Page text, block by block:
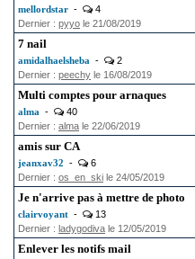
mellordstar -
4
Dernier : pyyo le 21/08/2019
7 nail
amidalhaelsheba -
2
Dernier : peechy le 16/08/2019
Multi comptes pour arnaques
alma -
40
Dernier : alma le 22/06/2019
amis sur CA
jeanxav32 -
6
Dernier : os_en_ski le 24/05/2019
Je n'arrive pas à mettre de photo
clairvoyant -
13
Dernier : ladygodiva le 12/05/2019
Enlever les notifs mail